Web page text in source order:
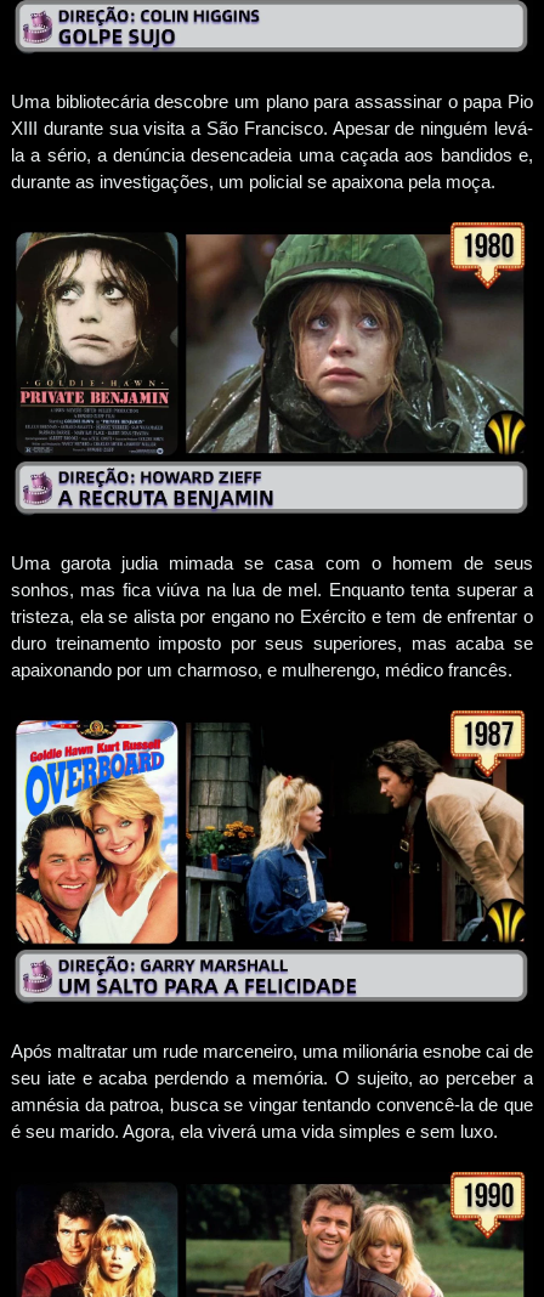
Uma bibliotecária descobre um plano para assassinar o papa Pio
XIII durante sua visita a São Francisco. Apesar de ninguém levá-
la a sério, a denúncia desencadeia uma caçada aos bandidos e,
durante as investigações, um policial se apaixona pela moça.
Uma garota judia mimada se casa com o homem de seus
sonhos, mas fica viúva na lua de mel. Enquanto tenta superar a
tristeza, ela se alista por engano no Exército e tem de enfrentar o
duro treinamento imposto por seus superiores, mas acaba se
apaixonando por um charmoso, e mulherengo, médico francês.
Após maltratar um rude marceneiro, uma milionária esnobe cai de
seu iate e acaba perdendo a memória. O sujeito, ao perceber a
amnésia da patroa, busca se vingar tentando convencê-la de que
é seu marido. Agora, ela viverá uma vida simples e sem luxo.